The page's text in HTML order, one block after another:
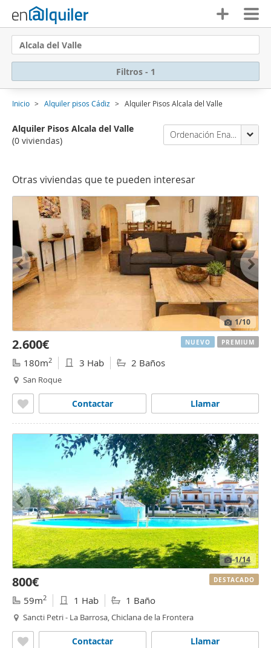
Alcala del Valle
Filtros - 1
Inicio Alquiler pisos Cádiz Alquiler Pisos Alcala del Valle
Alquiler Pisos Alcala del Valle
(0 viviendas)
Ordenación Enalquiler
Otras viviendas que te pueden interesar
1/10
2.600€
180m2 3 Hab 2 Baños
San Roque
Llamar
Contactar
NUEVO PREMIUM
1/14
800€
59m2 1 Hab 1 Baño
Sancti Petri - La Barrosa, Chiclana de la Frontera
Llamar
Contactar
DESTACADO